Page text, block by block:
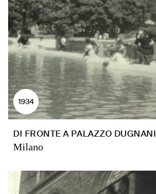
1934
DI FRONTE A PALAZZO DUGNANI
Milano